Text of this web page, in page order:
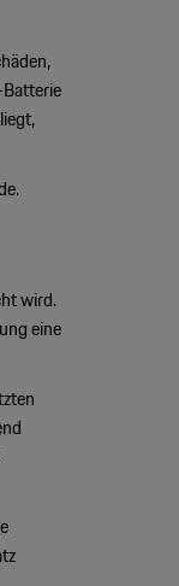
wird.
eine